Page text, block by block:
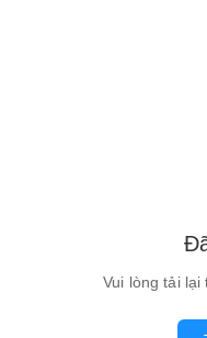
Vui lòng tải lại